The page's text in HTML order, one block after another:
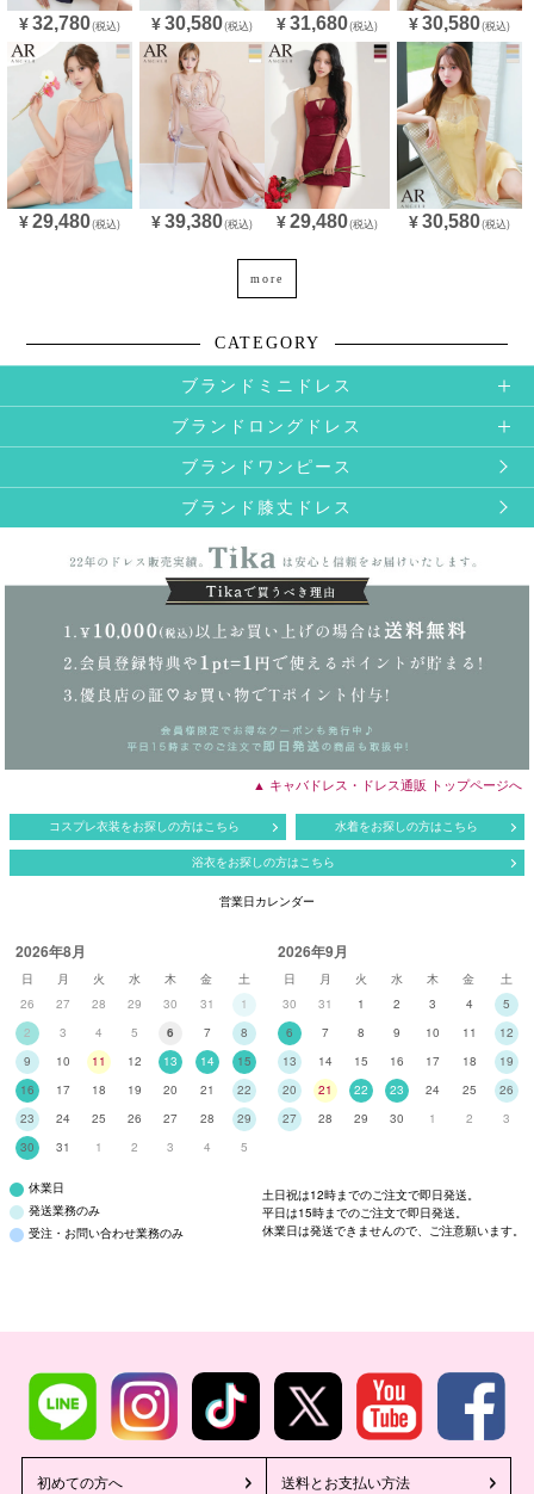
¥32,780(税込) ¥30,580(税込) ¥31,680(税込) ¥30,580(税込)
¥29,480(税込) ¥39,380(税込) ¥29,480(税込) ¥30,580(税込)
more
CATEGORY
ブランドミニドレス
ブランドロングドレス
ブランドワンピース
ブランド膝丈ドレス
▲ キャバドレス・ドレス通販 トップページへ
コスプレ衣装をお探しの方はこちら 水着をお探しの方はこちら
浴衣をお探しの方はこちら
営業日カレンダー
2026年8月
日 月 火 水 木 金
土
26
27 28 29 30 31
1
2
3 4 5 6 7
8
9
10 11 12 13 14
15
16
17 18 19 20 21
22
23
24 25 26 27 28
29
30
31 1 2 3 4 5
2026年9月
日 月 火 水 木 金
土
30
31 1 2 3 4
5
6
7 8 9 10 11
12
13
14 15 16 17 18
19
20
21 22 23 24 25
26
27
28 29 30 1 2 3
休業日
発送業務のみ
受注・お問い合わせ業務のみ
土日祝は12時までのご注文で即日発送。
平日は15時までのご注文で即日発送。
休業日は発送できませんので、ご注意願います。
初めての方へ 送料とお支払い方法